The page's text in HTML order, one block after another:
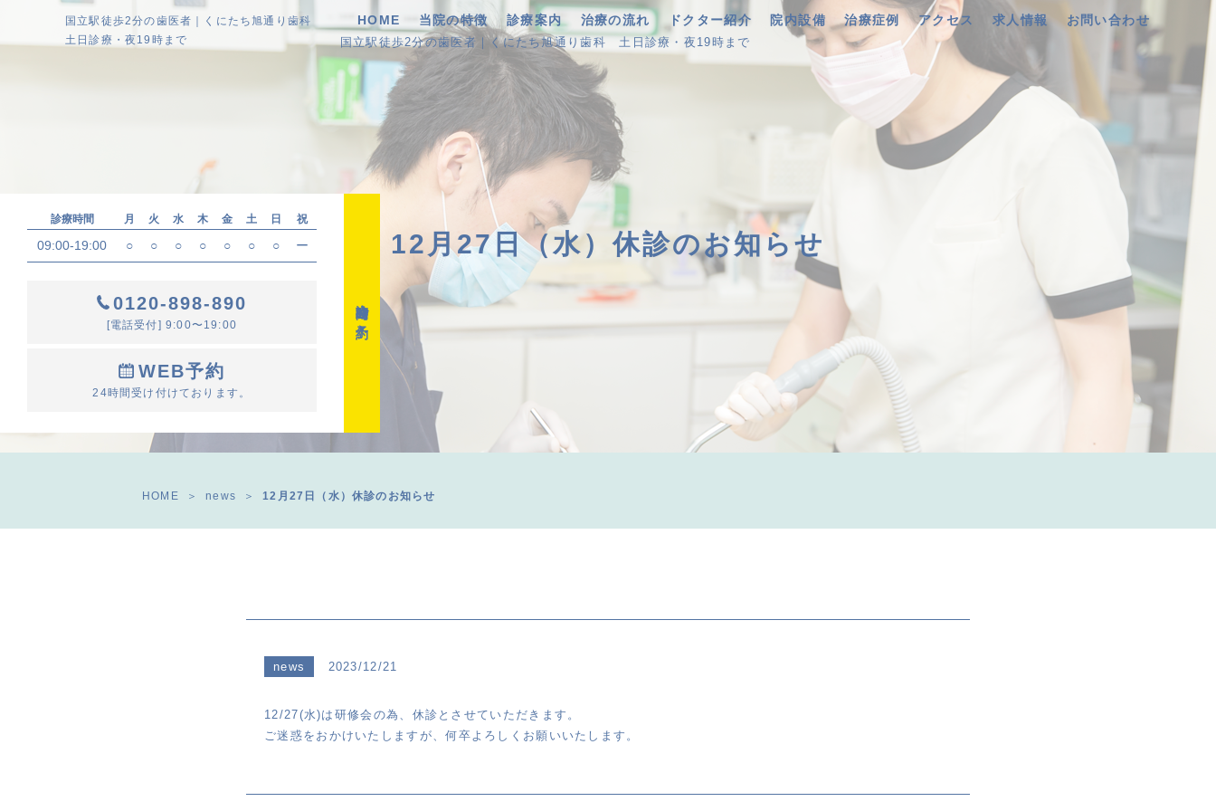
国立駅徒歩2分の歯医者｜くにたち旭通り歯科
土日診療・夜19時まで
HOME 当院の特徴 診療案内 治療の流れ ドクター紹介 院内設備 治療症例 アクセス 求人情報 お問い合わせ
国立駅徒歩2分の歯医者｜くにたち旭通り歯科土日診療・夜19時まで
診療時間 月 火 水 木 金 土 日 祝
09:00-19:00 ○ ○ ○ ○ ○ ○ ○ ー
0120-898-890
[電話受付] 9:00〜19:00
WEB予約
24時間受け付けております。
診療時間・ご予約
12月27日（水）休診のお知らせ
HOME news 12月27日（水）休診のお知らせ
news 2023/12/21
12/27(水)は研修会の為、休診とさせていただきます。
ご迷惑をおかけいたしますが、何卒よろしくお願いいたします。